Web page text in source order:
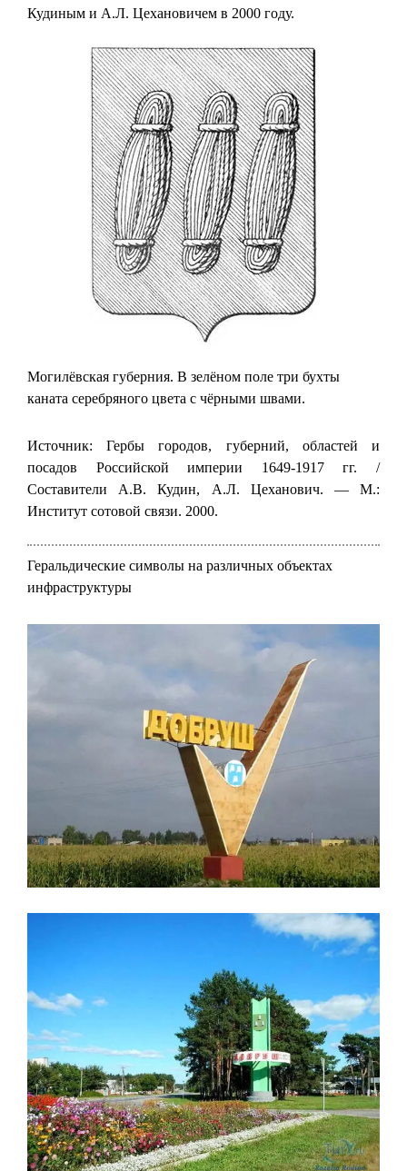
Кудиным и А.Л. Цехановичем в 2000 году.
Могилёвская губерния. В зелёном поле три бухты
каната серебряного цвета с чёрными швами.
Источник: Гербы городов, губерний, областей и
посадов Российской империи 1649-1917 гг. /
Составители А.В. Кудин, А.Л. Цеханович. — М.:
Институт сотовой связи. 2000.
Геральдические символы на различных объектах
инфраструктуры